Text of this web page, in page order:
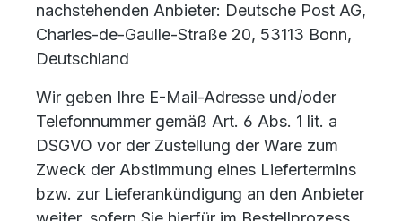
nachstehenden Anbieter: Deutsche Post AG,
Charles-de-Gaulle-Straße 20, 53113 Bonn,
Deutschland
Wir geben Ihre E-Mail-Adresse und/oder
Telefonnummer gemäß Art. 6 Abs. 1 lit. a
DSGVO vor der Zustellung der Ware zum
Zweck der Abstimmung eines Liefertermins
bzw. zur Lieferankündigung an den Anbieter